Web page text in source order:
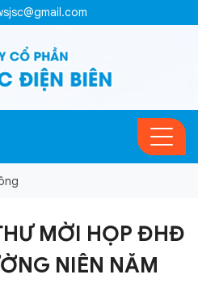
MỜI HỌP ĐHĐ
NIÊN NĂM